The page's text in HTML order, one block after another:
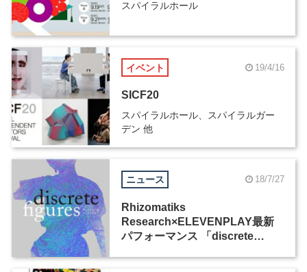
スパイラルホール
イベント 19/4/16
SICF20
スパイラルホール、スパイラルガー
デン 他
ニュース 18/7/27
Rhizomatiks
Research×ELEVENPLAY最新
パフォーマンス 「discrete